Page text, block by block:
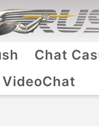
Chat
VideoChat